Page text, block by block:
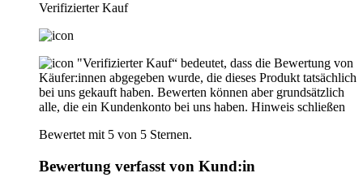
Verifizierter Kauf
"Verifizierter Kauf“ bedeutet, dass die Bewertung von
Käufer:innen abgegeben wurde, die dieses Produkt tatsächlich
bei uns gekauft haben. Bewerten können aber grundsätzlich
alle, die ein Kundenkonto bei uns haben. Hinweis schließen
Bewertet mit 5 von 5 Sternen.
Bewertung verfasst von Kund:in